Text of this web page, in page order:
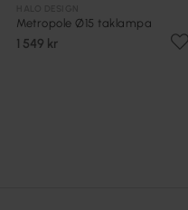
Metropole Ø15 taklampa
1 549 kr